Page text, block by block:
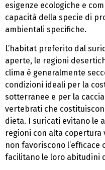
esigenze ecologiche e
capacità della specie di
ambientali specifiche.
L’habitat preferito dal
aperte, le regioni
clima è generalmente
condizioni ideali per la
sotterranee e per la
vertebrati che
dieta. I suricati evitano le
regioni con alta
non favoriscono
facilitano le loro abitudini